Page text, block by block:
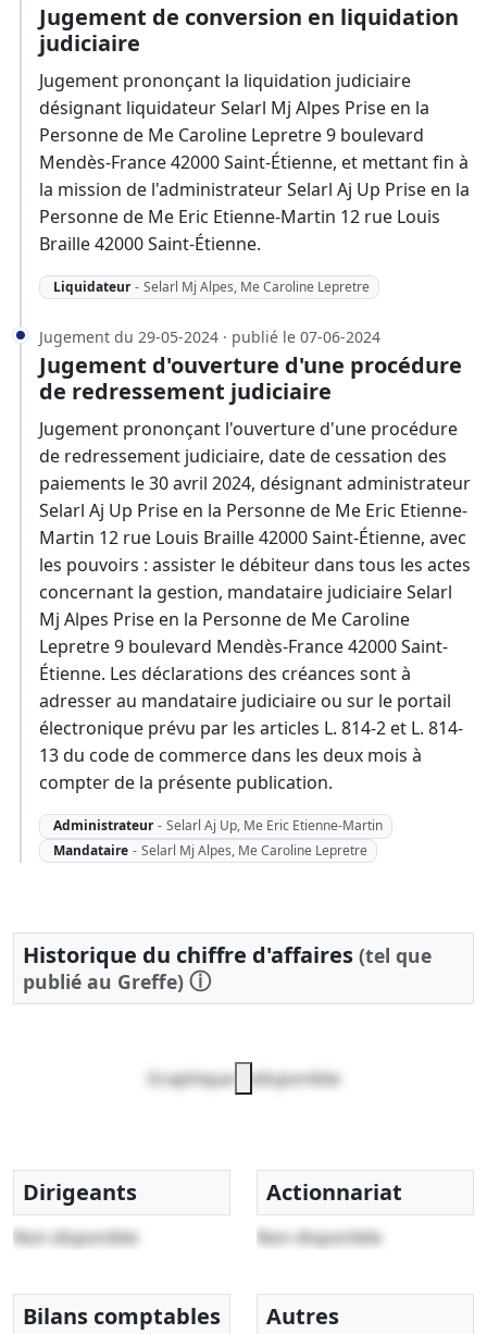
Jugement de conversion en liquidation
judiciaire
Jugement prononçant la liquidation judiciaire
désignant liquidateur Selarl Mj Alpes Prise en la
Personne de Me Caroline Lepretre 9 boulevard
Mendès-France 42000 Saint-Étienne, et mettant fin à
la mission de l'administrateur Selarl Aj Up Prise en la
Personne de Me Eric Etienne-Martin 12 rue Louis
Braille 42000 Saint-Étienne.
Liquidateur - Selarl Mj Alpes, Me Caroline Lepretre
Jugement du 29-05-2024 · publié le 07-06-2024
Jugement d'ouverture d'une procédure
de redressement judiciaire
Jugement prononçant l'ouverture d'une procédure
de redressement judiciaire, date de cessation des
paiements le 30 avril 2024, désignant administrateur
Selarl Aj Up Prise en la Personne de Me Eric Etienne-
Martin 12 rue Louis Braille 42000 Saint-Étienne, avec
les pouvoirs : assister le débiteur dans tous les actes
concernant la gestion, mandataire judiciaire Selarl
Mj Alpes Prise en la Personne de Me Caroline
Lepretre 9 boulevard Mendès-France 42000 Saint-
Étienne. Les déclarations des créances sont à
adresser au mandataire judiciaire ou sur le portail
électronique prévu par les articles L. 814-2 et L. 814-
13 du code de commerce dans les deux mois à
compter de la présente publication.
Administrateur - Selarl Aj Up, Me Eric Etienne-Martin
Mandataire - Selarl Mj Alpes, Me Caroline Lepretre
Historique du chiffre d'affaires (tel que
publié au Greffe) ⓘ
Graphique indisponible
Dirigeants
Non disponible
Actionnariat
Non disponible
Bilans comptables
Autres